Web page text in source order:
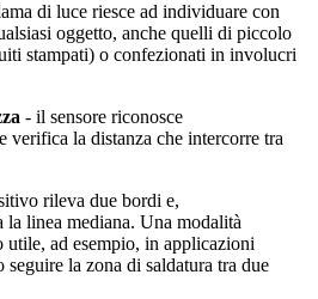
di luce riesce ad individuare con
oggetto, anche quelli di piccolo
stampati) o confezionati in involucri
- il sensore riconosce
verifica la distanza che intercorre tra
rileva due bordi e,
la linea mediana. Una modalità
utile, ad esempio, in applicazioni
la zona di saldatura tra due